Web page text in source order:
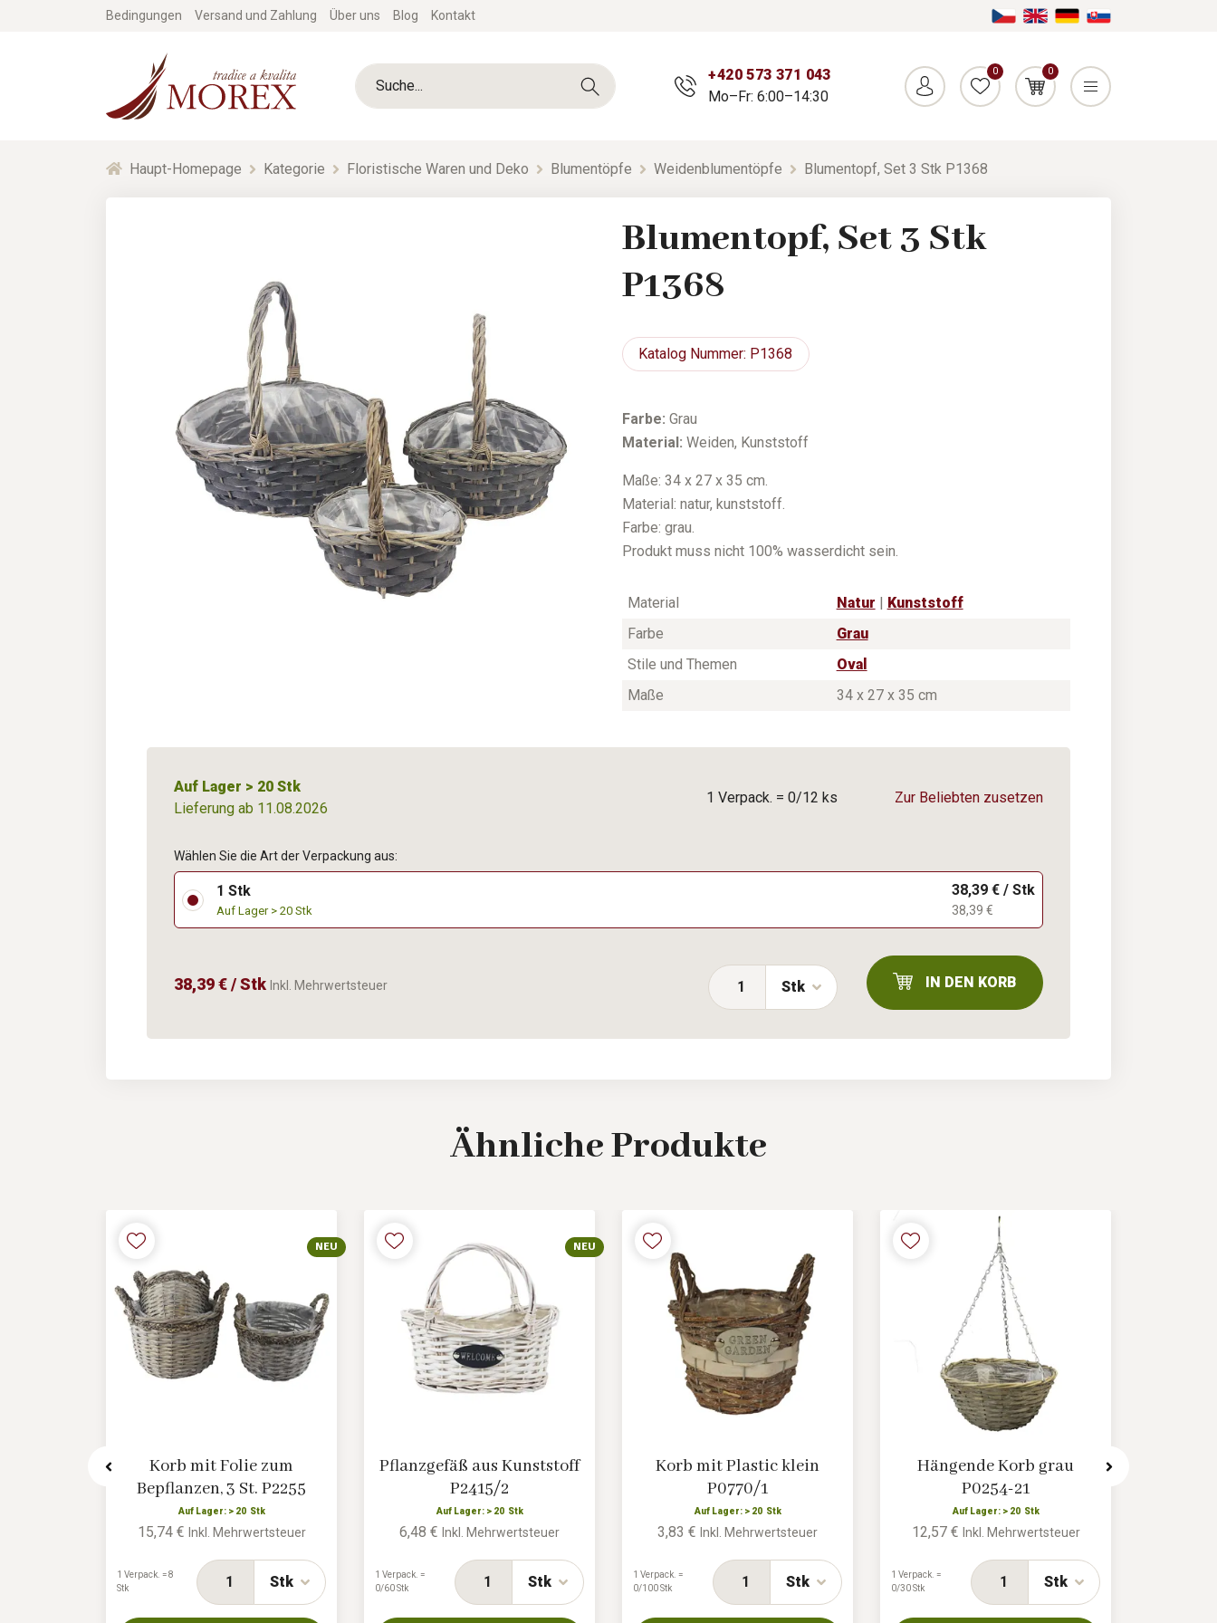
Bedingungen Versand und Zahlung Über uns Blog Kontakt
+420 573 371 043
Mo–Fr: 6:00–14:30
0 0
Haupt-Homepage Kategorie Floristische Waren und Deko Blumentöpfe Weidenblumentöpfe Blumentopf, Set 3 Stk P1368
Blumentopf, Set 3 Stk
P1368
Katalog Nummer: P1368
Farbe: Grau
Material: Weiden, Kunststoff
Maße: 34 x 27 x 35 cm.
Material: natur, kunststoff.
Farbe: grau.
Produkt muss nicht 100% wasserdicht sein.
Material Natur
Kunststoff
Farbe
Grau
Stile und Themen
Oval
Maße
34 x 27 x 35 cm
Auf Lager > 20 Stk
Lieferung ab 11.08.2026
1 Verpack. = 0/12 ks Zur Beliebten zusetzen
Wählen Sie die Art der Verpackung aus:
1 Stk
Auf Lager > 20 Stk
38,39 € / Stk
38,39 €
38,39 € / Stk Inkl. Mehrwertsteuer Stk IN DEN KORB
ÄhnlicheProdukte
NEU
Korb mit Folie zum
Bepflanzen, 3 St. P2255
Auf Lager: > 20 Stk
15,74 € Inkl. Mehrwertsteuer
Stk
1 Verpack. = 8
Stk
NEU
Pflanzgefäß aus Kunststoff
P2415/2
Auf Lager: > 20 Stk
6,48 € Inkl. Mehrwertsteuer
Stk
1 Verpack. =
0/60 Stk
Korb mit Plastic klein
P0770/1
Auf Lager: > 20 Stk
3,83 € Inkl. Mehrwertsteuer
Stk
1 Verpack. =
0/100 Stk
Hängende Korb grau
P0254-21
Auf Lager: > 20 Stk
12,57 € Inkl. Mehrwertsteuer
Stk
1 Verpack. =
0/30 Stk